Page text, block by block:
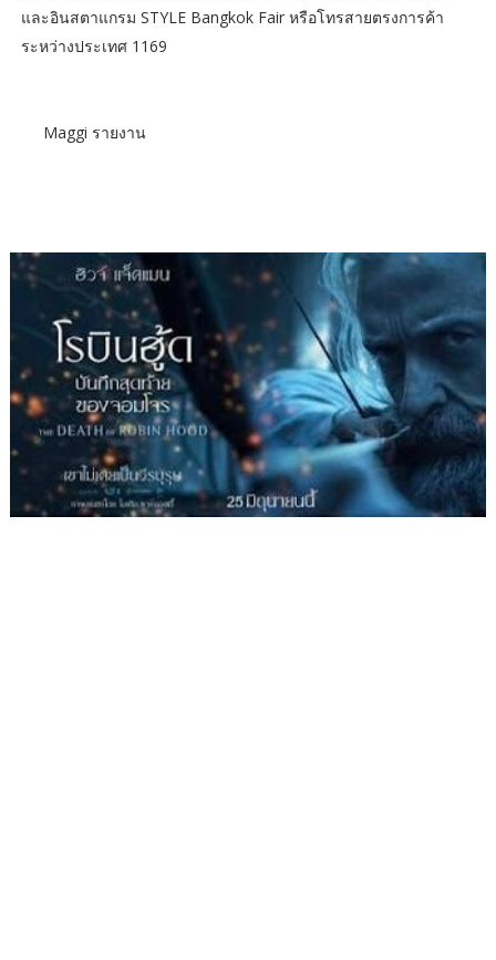
และอินสตาแกรม STYLE Bangkok Fair หรือโทรสายตรงการค้า
ระหว่างประเทศ 1169
Maggi รายงาน